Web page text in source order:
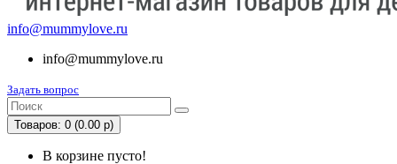
info@mummylove.ru
info@mummylove.ru
Задать вопрос
Товаров: 0 (0.00 р)
В корзине пусто!